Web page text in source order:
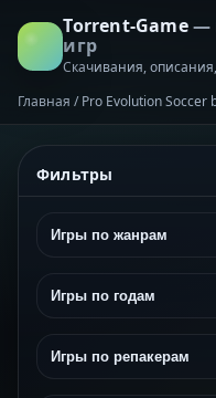
Torrent-Game—
игр
Скачивания,
Главная / Pro Evolution Soccer
Фильтры
Игры по жанрам
Игры по годам
Игры по репакерам